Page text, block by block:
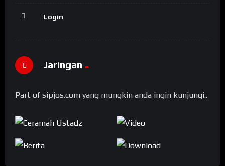
Login
Jaringan
Part of sipjos.com yang mungkin anda ingin kunjungi..